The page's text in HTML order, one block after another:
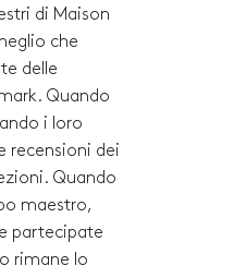
di Maison
che
delle
Quando
i loro
recensioni dei
Quando
maestro,
partecipate
rimane lo